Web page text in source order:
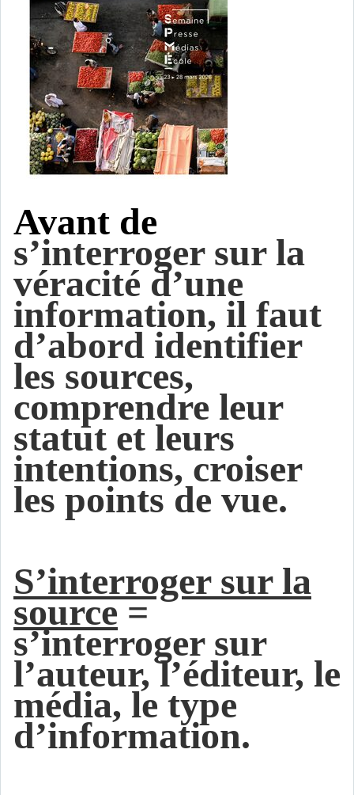
Avant de
s’interroger sur la
véracité d’une
information, il faut
d’abord identifier
les sources,
comprendre leur
statut et leurs
intentions, croiser
les points de vue.
S’interroger sur la
source=
s’interroger sur
l’auteur, l’éditeur, le
média, le type
d’information.